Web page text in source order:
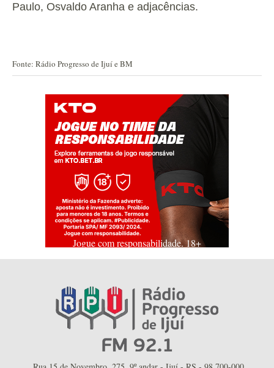
Paulo, Osvaldo Aranha e adjacências.
Fonte: Rádio Progresso de Ijuí e BM
Jogue com responsabilidade. 18+